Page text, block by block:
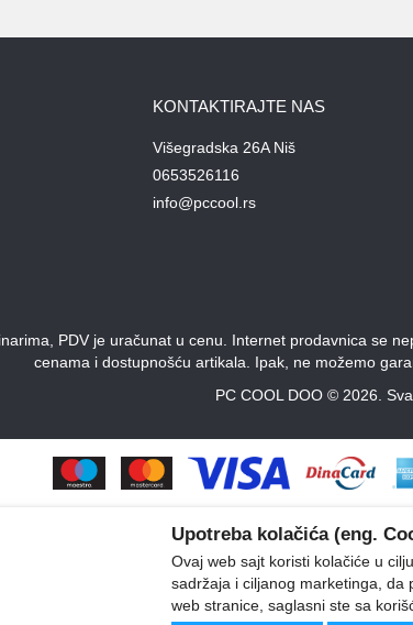
KONTAKTIRAJTE NAS
Višegradska 26A Niš
0653526116
info@pccool.rs
PDV je uračunat u cenu. Internet prodavnica se
cenama i dostupnošću artikala. Ipak, ne možemo
PC COOL DOO © 2026.
Upotreba kolačića (eng.
Ovaj web sajt koristi kolačiće u
sadržaja i ciljanog marketinga, da
web stranice, saglasni ste sa